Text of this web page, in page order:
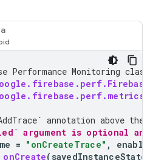
Performance Monitoring
annotation above the
argument is optional and
= "onCreateTrace" , enabled
onCreate( savedInstanceState